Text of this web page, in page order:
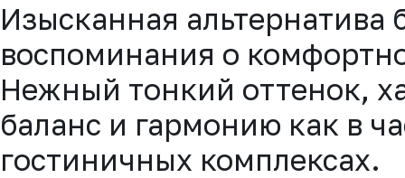
Изысканная
воспоминания о
Нежный тонкий оттенок,
баланс и гармонию как в
гостиничных комплексах.